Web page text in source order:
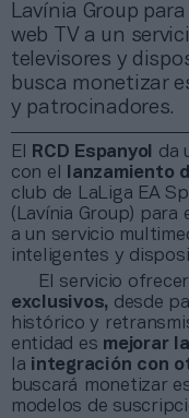
Lavínia Group
web TV a un
televisores y
busca monetizar
y patrocinadores.
El RCD Espanyol
da
con el
lanzamiento
club de LaLiga EA
(Lavínia Group)
a un servicio
inteligentes y
El servicio
exclusivos, desde
histórico y
entidad es mejorar
la integración con
buscará monetizar
modelos de